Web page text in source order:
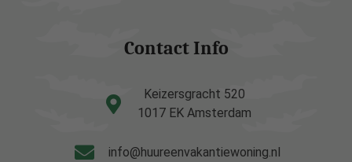
Contact Info
Keizersgracht 520
1017 EK Amsterdam
info@huureenvakantiewoning.nl